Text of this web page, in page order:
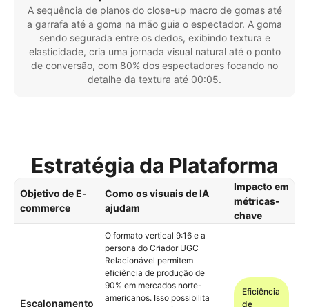
A sequência de planos do close-up macro de gomas até
a garrafa até a goma na mão guia o espectador. A goma
sendo segurada entre os dedos, exibindo textura e
elasticidade, cria uma jornada visual natural até o ponto
de conversão, com 80% dos espectadores focando no
detalhe da textura até 00:05.
Estratégia da Plataforma
Objetivo de E-
commerce
Como os visuais de IA
ajudam
Impacto em
métricas-
chave
Escalonamento
O formato vertical 9:16 e a
persona do Criador UGC
Relacionável permitem
eficiência de produção de
90% em mercados norte-
americanos. Isso possibilita
Eficiência
de